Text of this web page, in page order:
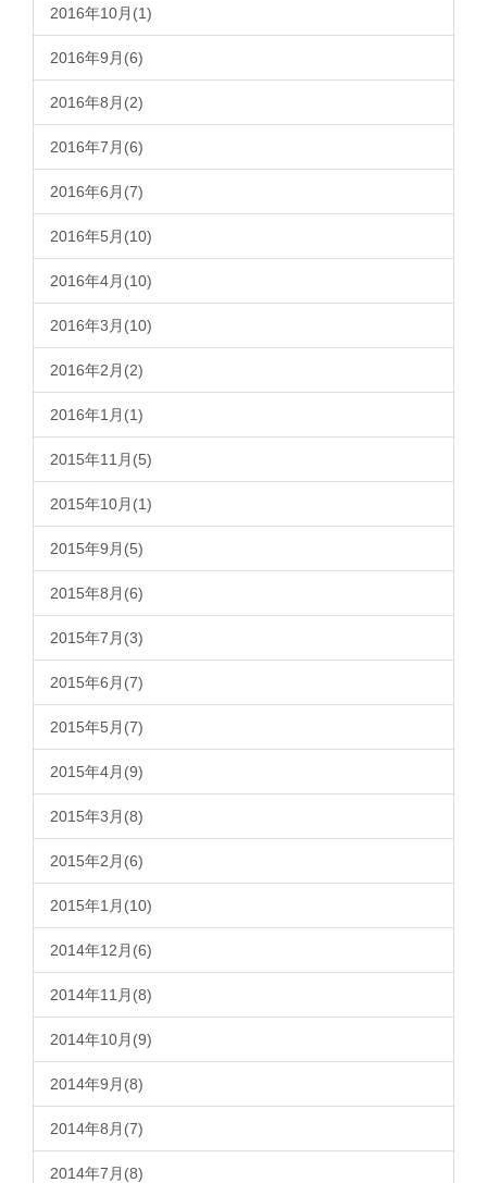
2016年10月(1)
2016年9月(6)
2016年8月(2)
2016年7月(6)
2016年6月(7)
2016年5月(10)
2016年4月(10)
2016年3月(10)
2016年2月(2)
2016年1月(1)
2015年11月(5)
2015年10月(1)
2015年9月(5)
2015年8月(6)
2015年7月(3)
2015年6月(7)
2015年5月(7)
2015年4月(9)
2015年3月(8)
2015年2月(6)
2015年1月(10)
2014年12月(6)
2014年11月(8)
2014年10月(9)
2014年9月(8)
2014年8月(7)
2014年7月(8)